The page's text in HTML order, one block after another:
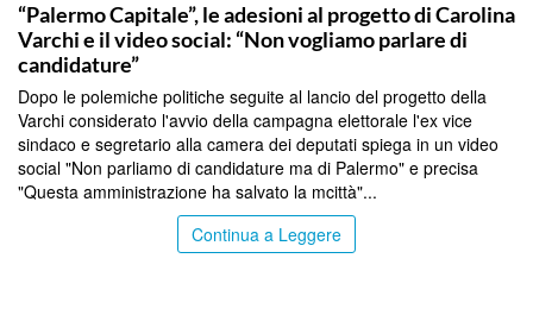
“Palermo Capitale”, le adesioni al progetto di Carolina
Varchi e il video social: “Non vogliamo parlare di
candidature”
Dopo le polemiche politiche seguite al lancio del progetto della
Varchi considerato l'avvio della campagna elettorale l'ex vice
sindaco e segretario alla camera dei deputati spiega in un video
social "Non parliamo di candidature ma di Palermo" e precisa
"Questa amministrazione ha salvato la mcittà"...
Continua a Leggere